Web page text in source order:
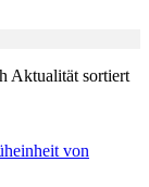
Aktualität sortiert